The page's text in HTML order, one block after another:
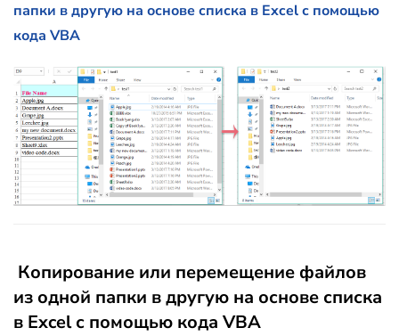
папки в другую на основе списка в Excel с помощью
кода VBA
Копирование или перемещение файлов
из одной папки в другую на основе списка
в Excel с помощью кода VBA